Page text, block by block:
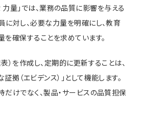
力量」では、業務の品質に影響を与える
対し、必要な力量を明確にし、教育
確保することを求めています。
）を作成し、定期的に更新することは、
拠（エビデンス）」として機能します。
けでなく、製品・サービスの品質担保